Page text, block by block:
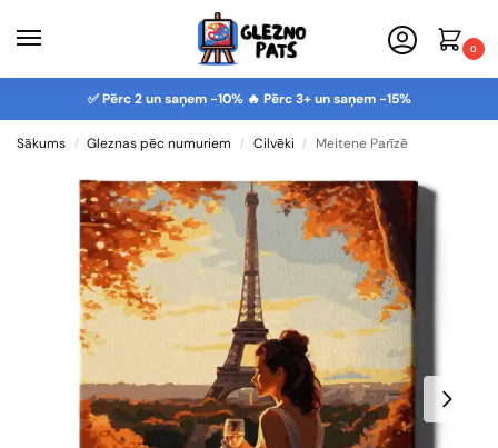
0
✅ Pērc 2 un saņem -10% 🔥 Pērc 3+ un saņem -15%
Sākums / Gleznas pēc numuriem / Cilvēki / Meitene Parīzē